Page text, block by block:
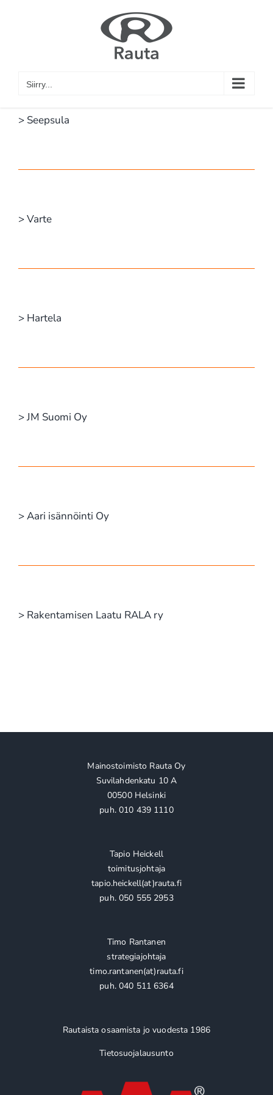
Siirry...
> Seepsula
> Varte
> Hartela
> JM Suomi Oy
> Aari isännöinti Oy
> Rakentamisen Laatu RALA ry
Mainostoimisto Rauta Oy
Suvilahdenkatu 10 A
00500 Helsinki
puh. 010 439 1110
Tapio Heickell
toimitusjohtaja
tapio.heickell(at)rauta.fi
puh. 050 555 2953
Timo Rantanen
strategiajohtaja
timo.rantanen(at)rauta.fi
puh. 040 511 6364
Rautaista osaamista jo vuodesta 1986
Tietosuojalausunto